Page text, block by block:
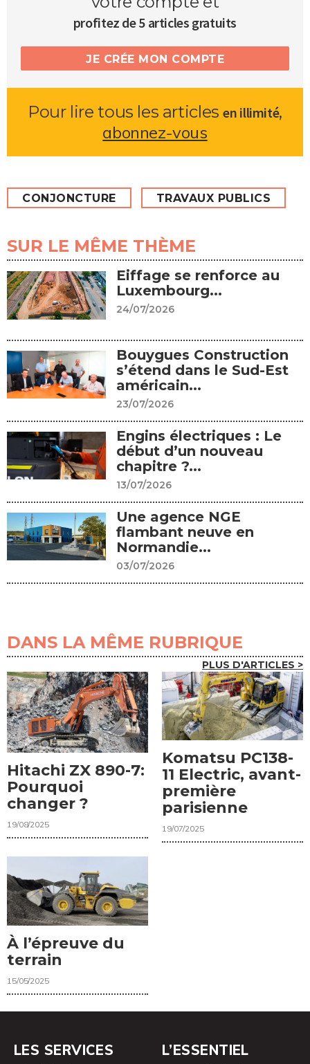
profitez de 5 articles gratuits
JE CRÉE MON COMPTE
Pour lire tous les articlesen illimité,
abonnez-vous
CONJONCTURE TRAVAUX PUBLICS
SUR LE MÊME THÈME
Eiffage se renforce au
Luxembourg...
24/07/2026
Bouygues Construction
s’étend dans le Sud-Est
américain...
23/07/2026
Engins électriques : Le
début d’un nouveau
chapitre ?...
13/07/2026
Une agence NGE
flambant neuve en
Normandie...
03/07/2026
DANS LA MÊME RUBRIQUE
PLUS D'ARTICLES >
Hitachi ZX 890-7:
Pourquoi
changer ?
19/08/2025
Komatsu PC138-
11 Electric, avant-
première
parisienne
19/07/2025
À l’épreuve du
terrain
15/05/2025
LES SERVICES L’ESSENTIEL